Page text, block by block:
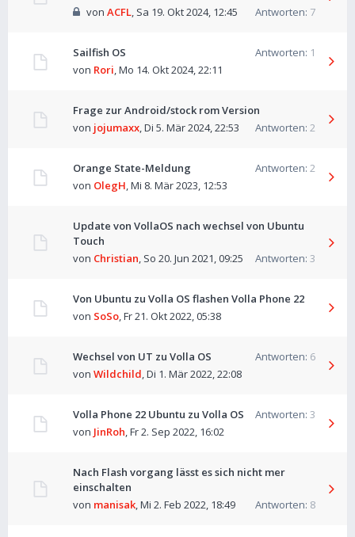
Antworten: 7
von ACFL, Sa 19. Okt 2024, 12:45
Sailfish OS Antworten: 1
von Rori,Mo 14. Okt 2024, 22:11
Frage zur Android/stock rom Version
Antworten: 2
von jojumaxx,Di 5. Mär 2024, 22:53
Orange State-Meldung Antworten: 2
von OlegH,Mi 8. Mär 2023, 12:53
Update von VollaOS nach wechsel von Ubuntu
Touch
Antworten: 3
von Christian, So 20. Jun 2021, 09:25
Von Ubuntu zu Volla OS flashen Volla Phone 22
von SoSo,Fr 21. Okt 2022, 05:38
Wechsel von UT zu Volla OS Antworten: 6
von Wildchild,Di 1. Mär 2022, 22:08
Volla Phone 22 Ubuntu zu Volla OS Antworten: 3
von JinRoh,Fr 2. Sep 2022, 16:02
Nach Flash vorgang lässt es sich nicht mer
einschalten
Antworten: 8
von manisak,Mi 2. Feb 2022, 18:49